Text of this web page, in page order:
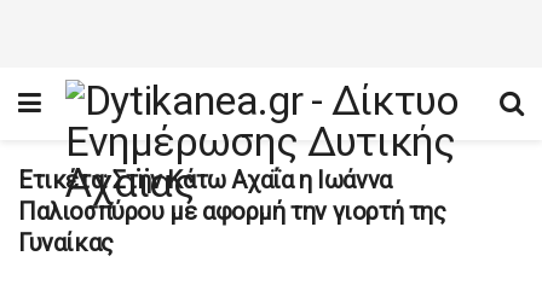
Ετικέτα:Στην Κάτω Αχαΐα η Ιωάννα
Παλιοσπύρου με αφορμή την γιορτή της
Γυναίκας